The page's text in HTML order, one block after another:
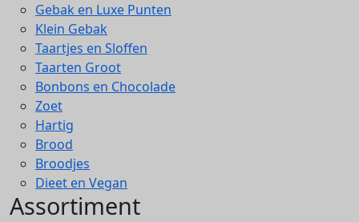
Gebak en Luxe Punten
Klein Gebak
Taartjes en Sloffen
Taarten Groot
Bonbons en Chocolade
Zoet
Hartig
Brood
Broodjes
Dieet en Vegan
Assortiment